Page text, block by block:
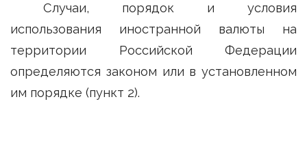
Случаи, порядок и условия
использования иностранной валюты на
территории Российской Федерации
определяются законом или в установленном
им порядке (пункт 2).